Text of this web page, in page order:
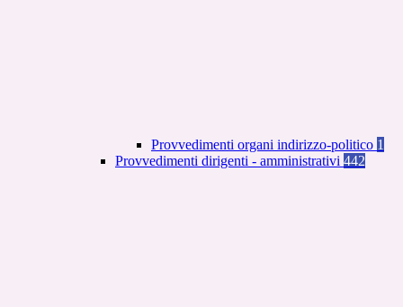
Provvedimenti organi indirizzo-politico 1
Provvedimenti dirigenti - amministrativi 442